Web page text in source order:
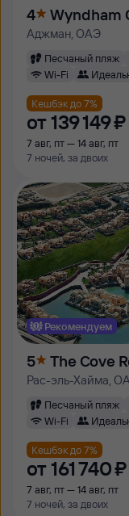
4 Wyndham
Аджман, ОАЭ
Песчаный пляж
Wi-Fi
Кешбэк до 7%
от 139 ⁠149 ⁠₽
7 авг, пт — 14 авг, пт
7 ночей, за двоих
Рекомендуем
5 The Cove
Рас-эль-Хайма,
Песчаный пляж
Wi-Fi
Кешбэк до 7%
от 161 ⁠740 ⁠₽
7 авг, пт — 14 авг, пт
7 ночей, за двоих